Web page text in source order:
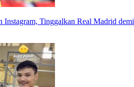
Instagram, Tinggalkan Real Madrid demi